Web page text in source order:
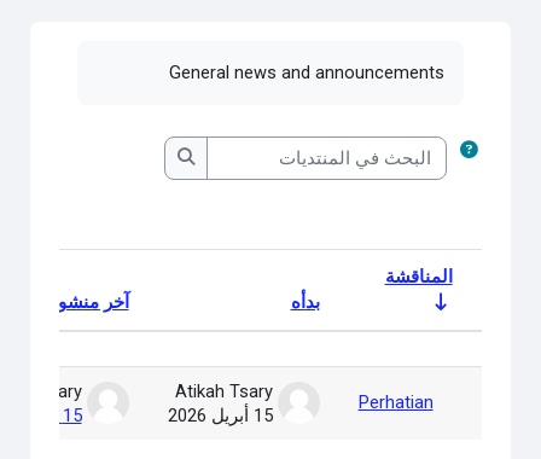
General news and announcements
البحث في المنتديات
البحث في المنتديات
الحالة
المناقشة
بدأه
آخر منشور
Perhatian
Atikah Tsary
15 أبريل 2026
Tsary
15 أبريل 2026